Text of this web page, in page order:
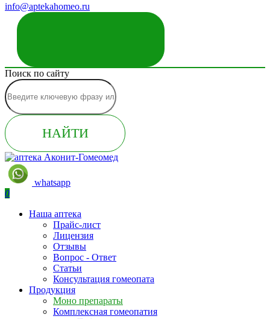
info@aptekahomeo.ru
Поиск по сайту
НАЙТИ
whatsapp
0
Наша аптека
Прайс-лист
Лицензия
Отзывы
Вопрос - Ответ
Статьи
Консультация гомеопата
Продукция
Моно препараты
Комплексная гомеопатия